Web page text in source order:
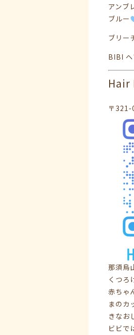
アンブ
ブルー
ブリー
BIBI ヘ
Hair
〒321-
那須烏
くつろ
赤ちゃ
まのカ
きなお
ビビで